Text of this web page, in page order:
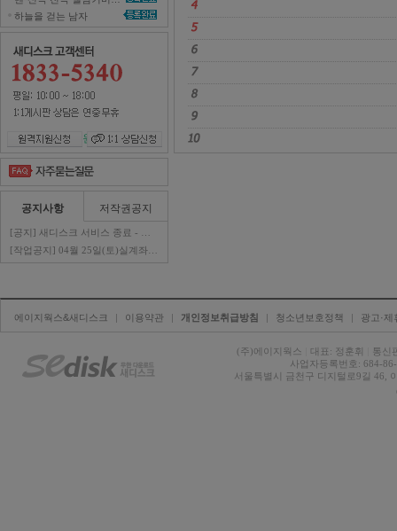
하늘을 걷는 남자
원격지원신청 1대1 상담신청
공지사항 저작권공지
에이지웍스&새디스크 | 이용약관 | 개인정보취급방침 | 청소년보호정책 | 광고·제
(주)에이지웍스 대표: 정훈휘
통신
사업자등록번호: 684-
서울특별시 금천구 디지털로9길 46,